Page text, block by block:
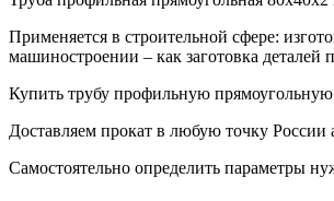
Применяется в строительной сфере:
машиностроении – как заготовка
Купить трубу профильную
Доставляем прокат в любую точку
Самостоятельно определить параметры